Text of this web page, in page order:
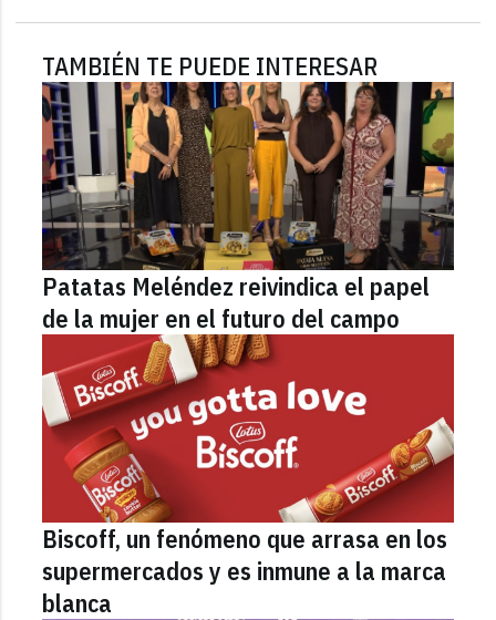
TAMBIÉN TE PUEDE INTERESAR
Patatas Meléndez reivindica el papel
de la mujer en el futuro del campo
Biscoff, un fenómeno que arrasa en los
supermercados y es inmune a la marca
blanca